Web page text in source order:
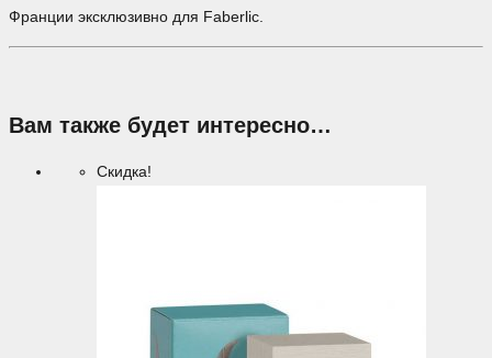
Франции эксклюзивно для Faberlic.
Вам также будет интересно…
Скидка!